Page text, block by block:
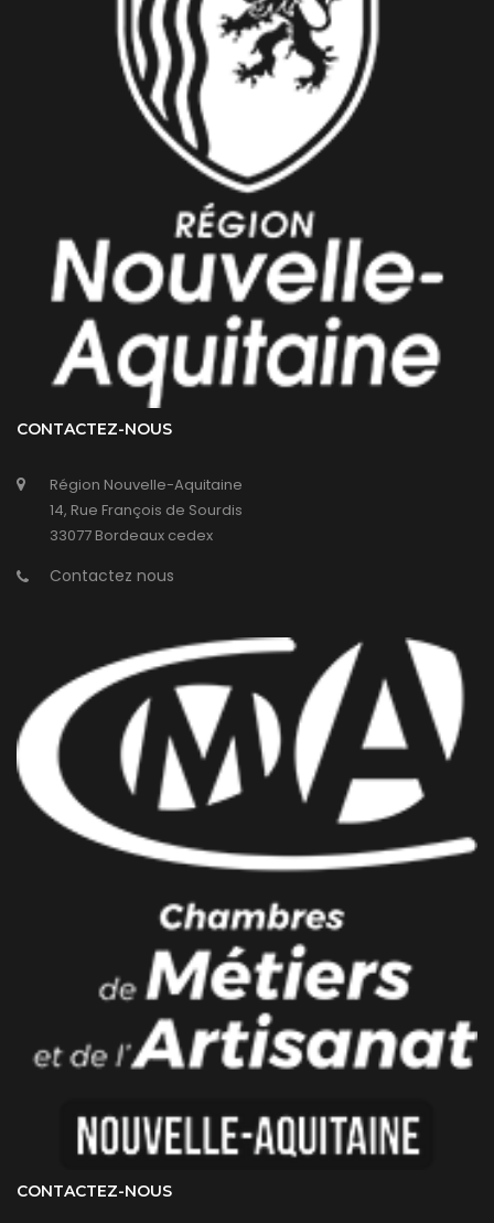
CONTACTEZ-NOUS
Région Nouvelle-Aquitaine
14, Rue François de Sourdis
33077 Bordeaux cedex
Contactez nous
CONTACTEZ-NOUS